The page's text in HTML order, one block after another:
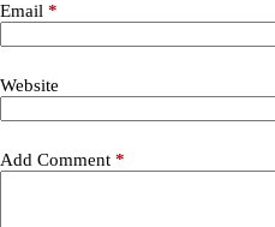
Email *
Website
Add Comment *